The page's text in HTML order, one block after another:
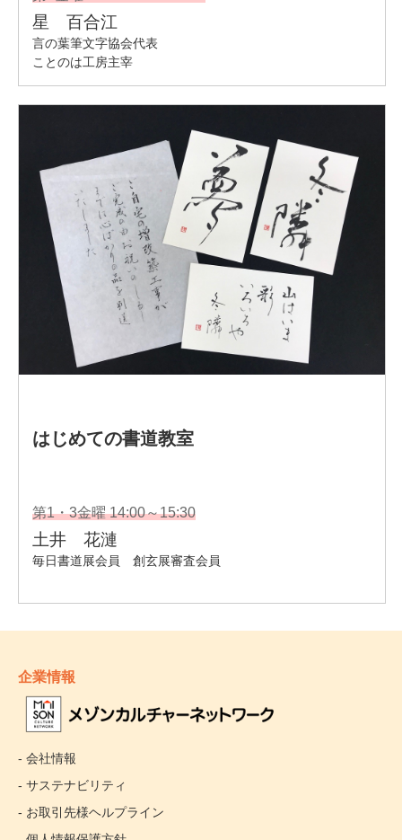
企業情報
- 会社情報
- サステナビリティ
- お取引先様ヘルプライン